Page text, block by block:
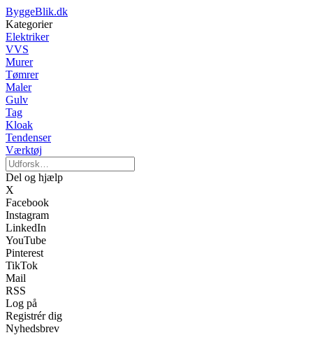
ByggeBlik.dk
Kategorier
Elektriker
VVS
Murer
Tømrer
Maler
Gulv
Tag
Kloak
Tendenser
Værktøj
Del og hjælp
X
Facebook
Instagram
LinkedIn
YouTube
Pinterest
TikTok
Mail
RSS
Log på
Registrér dig
Nyhedsbrev